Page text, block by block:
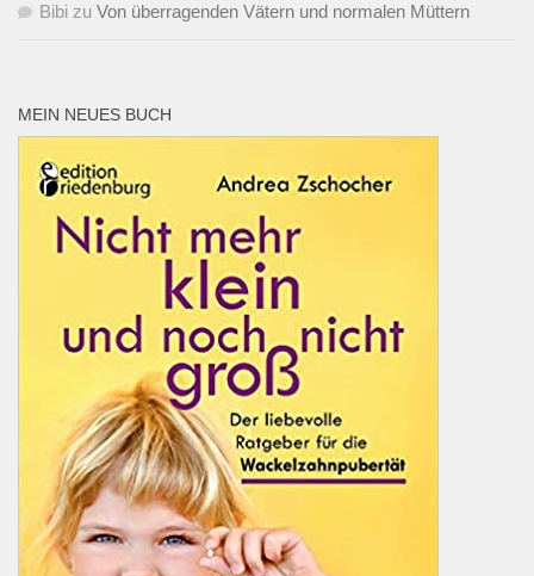
Bibi zu Von überragenden Vätern und normalen Müttern
MEIN NEUES BUCH